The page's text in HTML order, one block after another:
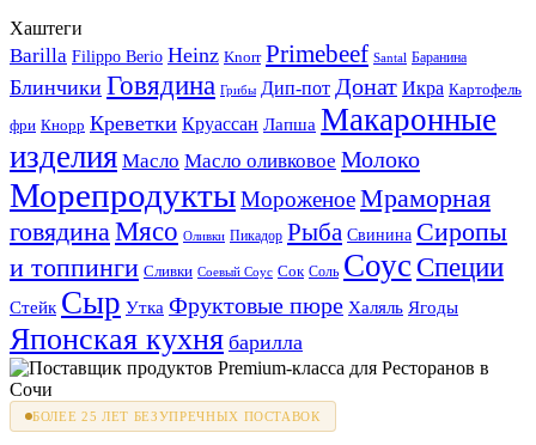
Хаштеги
Barilla Filippo Berio Heinz Knorr Primebeef Santal Баранина
Блинчики Говядина Грибы Дип-пот Донат Икра Картофель
фри Кнорр Креветки Круассан Лапша Макаронные
изделия Масло Масло оливковое Молоко
МорепродуктыМороженоеМраморная
говядинаМясо Оливки Пикадор Рыба Свинина Сиропы
и топпинги Сливки Соевый Соус Сок Соль Соус Специи
Стейк Сыр Утка Фруктовые пюре Халяль Ягоды
Японская кухня барилла
БОЛЕЕ 25 ЛЕТ БЕЗУПРЕЧНЫХ ПОСТАВОК